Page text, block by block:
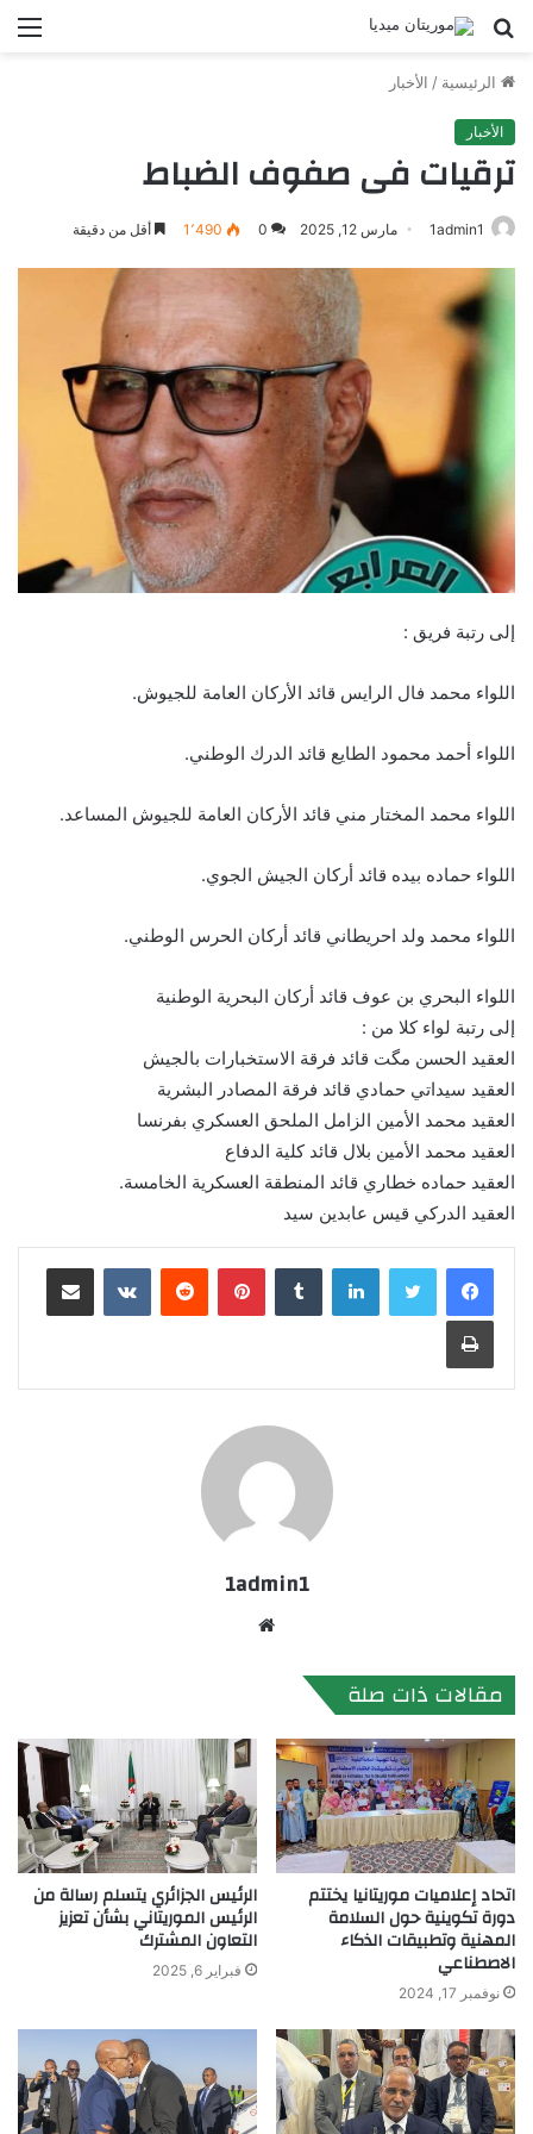
بحث
الرئيسية / الأخبار
الأخبار
ترقيات فى صفوف الضباط
1admin1 مارس 12, 2025 0 1٬490 أقل من دقيقة
إلى رتبة فريق :
اللواء محمد فال الرايس قائد الأركان العامة للجيوش.
اللواء أحمد محمود الطايع قائد الدرك الوطني.
اللواء محمد المختار مني قائد الأركان العامة للجيوش المساعد.
اللواء حماده بيده قائد أركان الجيش الجوي.
اللواء محمد ولد احريطاني قائد أركان الحرس الوطني.
اللواء البحري بن عوف قائد أركان البحرية الوطنية
إلى رتبة لواء كلا من :
العقيد الحسن مگت قائد فرقة الاستخبارات بالجيش
العقيد سيداتي حمادي قائد فرقة المصادر البشرية
العقيد محمد الأمين الزامل الملحق العسكري بفرنسا
العقيد محمد الأمين بلال قائد كلية الدفاع
العقيد حماده خطاري قائد المنطقة العسكرية الخامسة.
العقيد الدركي قيس عابدين سيد
لينكدإن بينتيريست مشاركة عبر البريد
طباعة
1admin1
مقالات ذات صلة
اتحاد إعلاميات موريتانيا يختتم
دورة تكوينية حول السلامة
المهنية وتطبيقات الذكاء
الاصطناعي
نوفمبر 17, 2024
الرئيس الجزائري يتسلم رسالة من
الرئيس الموريتاني بشأن تعزيز
التعاون المشترك
فبراير 6, 2025